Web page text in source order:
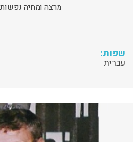
מרצה ומחיה נפשות
שפות:
עברית